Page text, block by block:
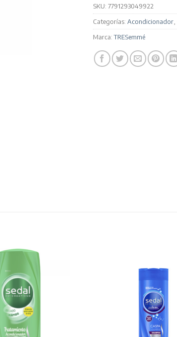
SKU: 7791293049922
Categorías: Acondicionador
Marca:TRESemmé